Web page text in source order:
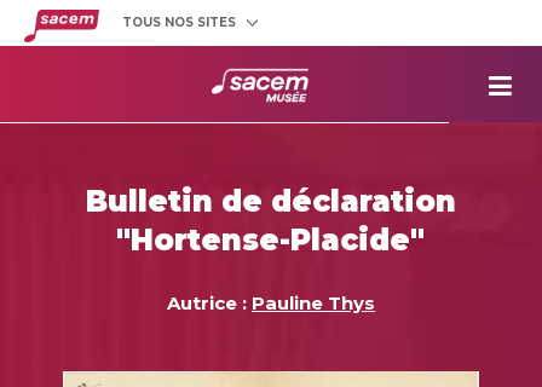
TOUS NOS SITES
Bulletin de déclaration
"Hortense-Placide"
Autrice : Pauline Thys